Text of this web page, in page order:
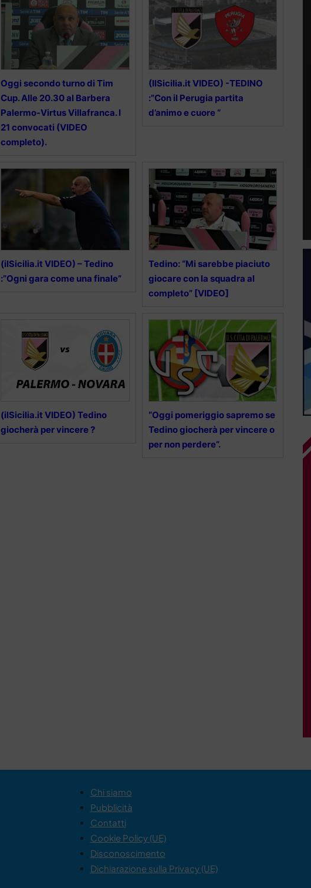
Oggi secondo turno di Tim
Cup. Alle 20.30 al Barbera
Palermo-Virtus Villafranca. I
21 convocati (VIDEO
completo).
(IlSicilia.it VIDEO) -TEDINO
:”Con il Perugia partita
d’animo e cuore “
(ilSicilia.it VIDEO) – Tedino
:”Ogni gara come una finale”
Tedino: “Mi sarebbe piaciuto
giocare con la squadra al
completo” [VIDEO]
(ilSicilia.it VIDEO) Tedino
giocherà per vincere ?
“Oggi pomeriggio sapremo se
Tedino giocherà per vincere o
per non perdere”.
Chi siamo
Pubblicità
Contatti
Cookie Policy (UE)
Disconoscimento
Dichiarazione sulla Privacy (UE)